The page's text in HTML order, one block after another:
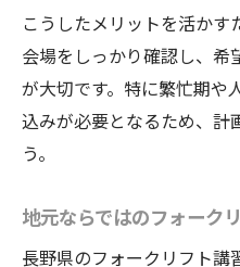
こうしたメリットを活か
会場をしっかり確認し、希
が大切です。特に繁忙期や
込みが必要となるため、計
う。
地元ならではのフォーク
長野県のフォークリフト講